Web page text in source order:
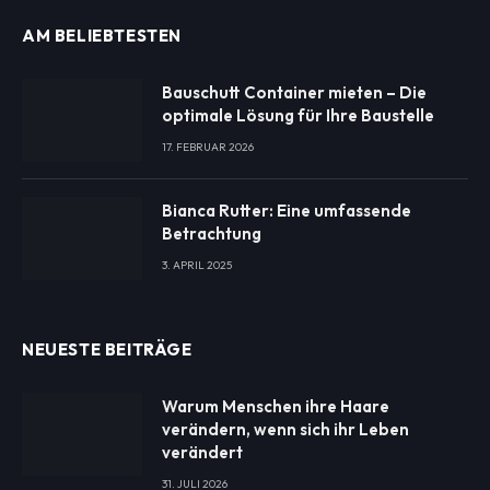
AM BELIEBTESTEN
Bauschutt Container mieten – Die
optimale Lösung für Ihre Baustelle
17. FEBRUAR 2026
Bianca Rutter: Eine umfassende
Betrachtung
3. APRIL 2025
NEUESTE BEITRÄGE
Warum Menschen ihre Haare
verändern, wenn sich ihr Leben
verändert
31. JULI 2026